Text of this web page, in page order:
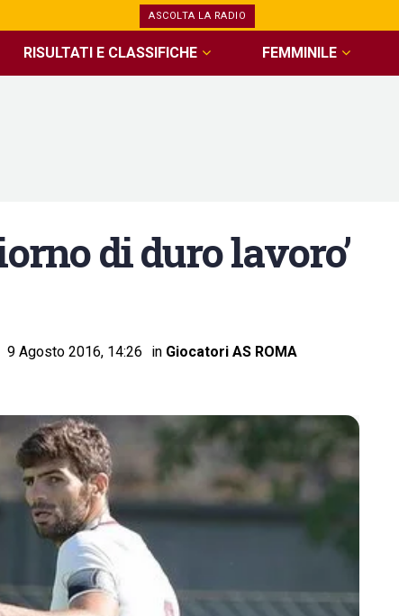
ASCOLTA LA RADIO
RISULTATI E CLASSIFICHE FEMMINILE
di duro lavoro’
9 Agosto 2016, 14:26 in Giocatori AS ROMA